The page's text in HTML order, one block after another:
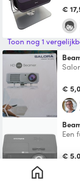
de
€
Toon nog 1
€
Een
€